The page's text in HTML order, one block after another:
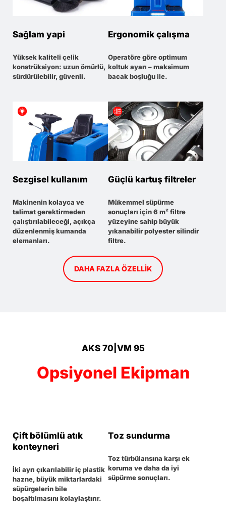
Sağlam yapi
Yüksek kaliteli çelik
konstrüksiyon: uzun ömürlü,
sürdürülebilir, güvenli.
Ergonomik çalışma
Operatöre göre optimum
koltuk ayarı – maksimum
bacak boşluğu ile.
Sezgisel kullanım
Makinenin kolayca ve
talimat gerektirmeden
çalıştırılabileceği, açıkça
düzenlenmiş kumanda
elemanları.
Güçlü kartuş filtreler
Mükemmel süpürme
sonuçları için 6 m² filtre
yüzeyine sahip büyük
yıkanabilir polyester silindir
filtre.
DAHA FAZLA ÖZELLIK
AKS 70|VM 95
Opsiyonel Ekipman
Çift bölümlü atık
konteyneri
İki ayrı çıkarılabilir iç plastik
hazne, büyük miktarlardaki
süpürgelerin bile
boşaltılmasını kolaylaştırır.
Toz sundurma
Toz türbülansına karşı ek
koruma ve daha da iyi
süpürme sonuçları.